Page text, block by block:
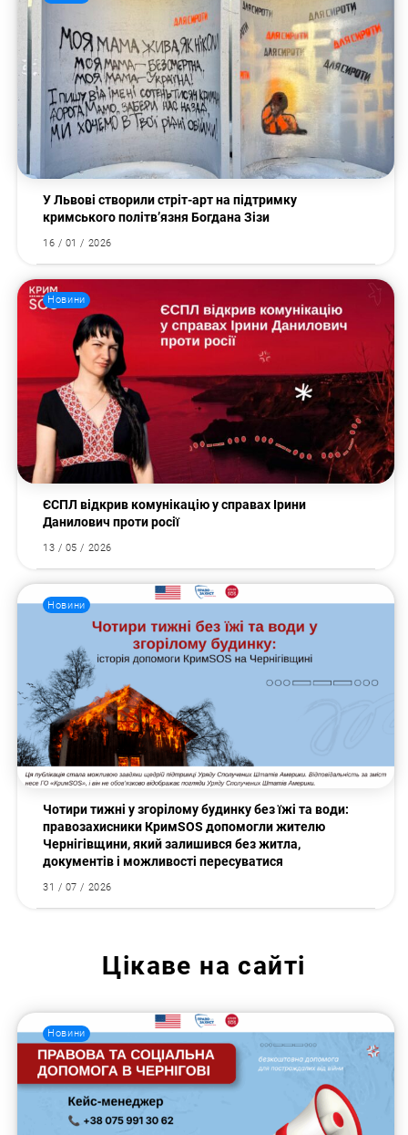
Пошук за запитом:
У Львові створили стріт-арт на підтримку
кримського політв’язня Богдана Зізи
16 / 01 / 2026
Новини
ЄСПЛ відкрив комунікацію у справах Ірини
Данилович проти росії
13 / 05 / 2026
Новини
Чотири тижні у згорілому будинку без їжі та води:
правозахисники КримSOS допомогли жителю
Чернігівщини, який залишився без житла,
документів і можливості пересуватися
31 / 07 / 2026
Цікаве на сайті
Новини